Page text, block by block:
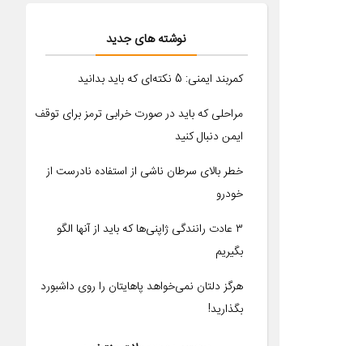
نوشته های جدید
کمربند ایمنی: 5 نکته‌ای که باید بدانید
مراحلی که باید در صورت خرابی ترمز برای توقف
ایمن دنبال کنید
خطر بالای سرطان ناشی از استفاده نادرست از
خودرو
۳ عادت رانندگی ژاپنی‌ها که باید از آنها الگو
بگیریم
هرگز دلتان نمی‌خواهد پاهایتان را روی داشبورد
بگذارید!